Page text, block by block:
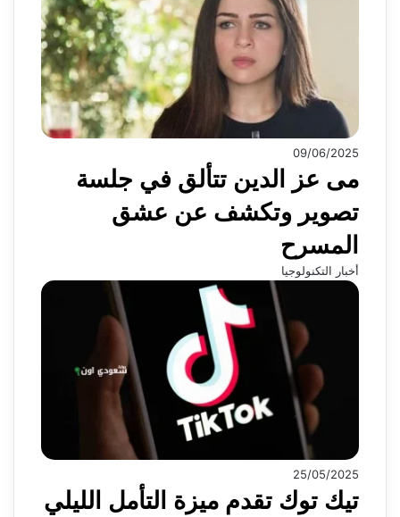
09/06/2025
مى عز الدين تتألق في جلسة
تصوير وتكشف عن عشق
المسرح
أخبار التكنولوجيا
25/05/2025
تيك توك تقدم ميزة التأمل الليلي